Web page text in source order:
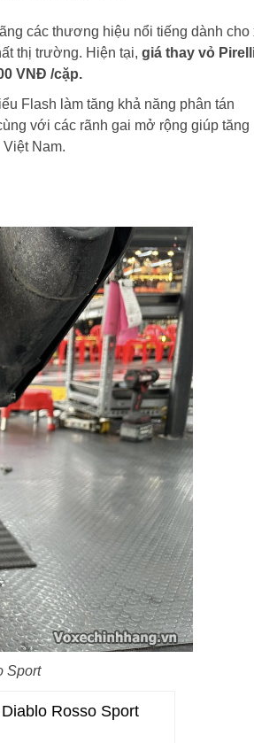
các thương hiệu nổi tiếng dành cho
thị trường. Hiện tại, giá thay vỏ
VNĐ /cặp.
Flash làm tăng khả năng phân tán
với các rãnh gai mở rộng giúp tăng
Nam.
Sport
Rosso Sport